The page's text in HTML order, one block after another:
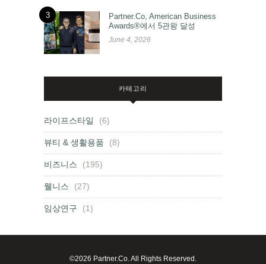
3
Partner.Co, American Business
Awards®에서 5관왕 달성
June 4, 2026
카테고리
라이프스타일 (6)
뷰티 & 생활용품 (8)
비즈니스 (195)
웰니스 (27)
임상연구 (1)
©2026 Partner.Co. All Rights Reserved.